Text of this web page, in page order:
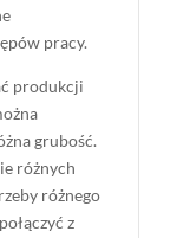
pracy.
produkcji
grubość.
różnych
różnego
z